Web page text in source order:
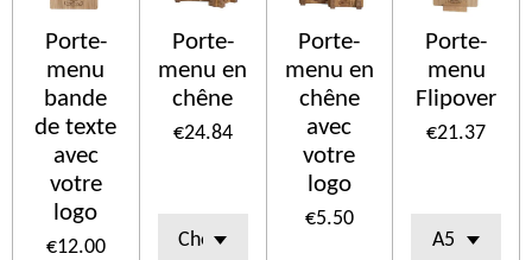
Porte-
menu
bande
de texte
avec
votre
logo
€12.00
Porte-
menu en
chêne
€24.84
Porte-
menu en
chêne
avec
votre
logo
€5.50
Porte-
menu
Flipover
€21.37